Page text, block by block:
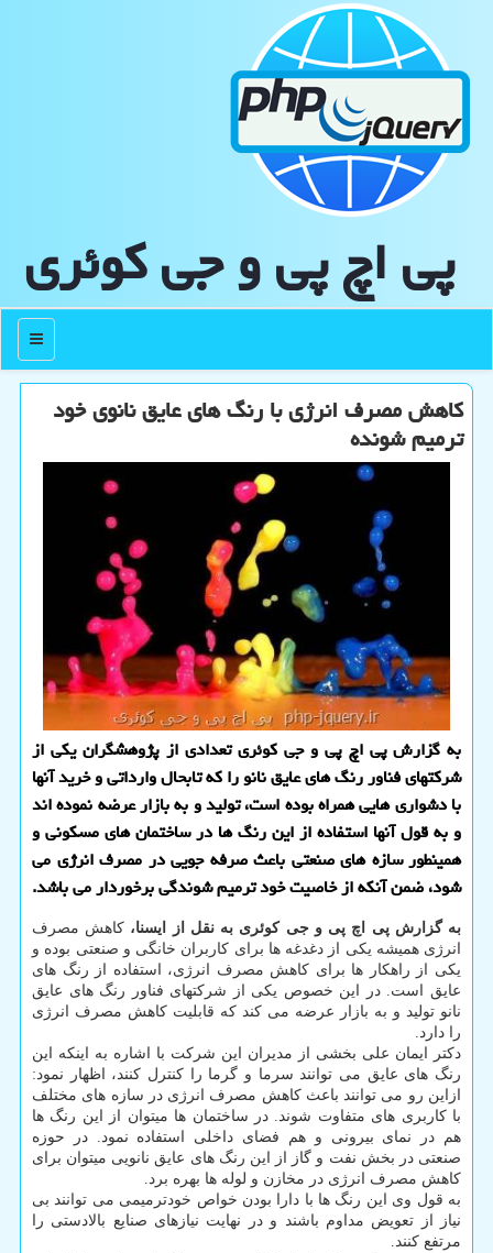
پی اچ پی و جی كوئری
منو
کاهش مصرف انرژی با رنگ های عایق نانوی خود
ترمیم شونده
به گزارش پی اچ پی و جی کوئری تعدادی از پژوهشگران یکی از
شرکتهای فناور رنگ های عایق نانو را که تابحال وارداتی و خرید آنها
با دشواری هایی همراه بوده است، تولید و به بازار عرضه نموده اند
و به قول آنها استفاده از این رنگ ها در ساختمان های مسکونی و
همینطور سازه های صنعتی باعث صرفه جویی در مصرف انرژی می
شود، ضمن آنکه از خاصیت خود ترمیم شوندگی برخوردار می باشد.
به گزارش پی اچ پی و جی کوئری به نقل از ایسنا، کاهش مصرف
انرژی همیشه یکی از دغدغه ها برای کاربران خانگی و صنعتی بوده و
یکی از راهکار ها برای کاهش مصرف انرژی، استفاده از رنگ های
عایق است. در این خصوص یکی از شرکتهای فناور رنگ های عایق
نانو تولید و به بازار عرضه می کند که قابلیت کاهش مصرف انرژی
را دارد.
دکتر ایمان علی بخشی از مدیران این شرکت با اشاره به اینکه این
رنگ های عایق می توانند سرما و گرما را کنترل کنند، اظهار نمود:
ازاین رو می توانند باعث کاهش مصرف انرژی در سازه های مختلف
با کاربری های متفاوت شوند. در ساختمان ها میتوان از این رنگ ها
هم در نمای بیرونی و هم فضای داخلی استفاده نمود. در حوزه
صنعتی در بخش نفت و گاز از این رنگ های عایق نانویی میتوان برای
کاهش مصرف انرژی در مخازن و لوله ها بهره برد.
به قول وی این رنگ ها با دارا بودن خواص خودترمیمی می توانند بی
نیاز از تعویض مداوم باشند و در نهایت نیازهای صنایع بالادستی را
مرتفع کنند.